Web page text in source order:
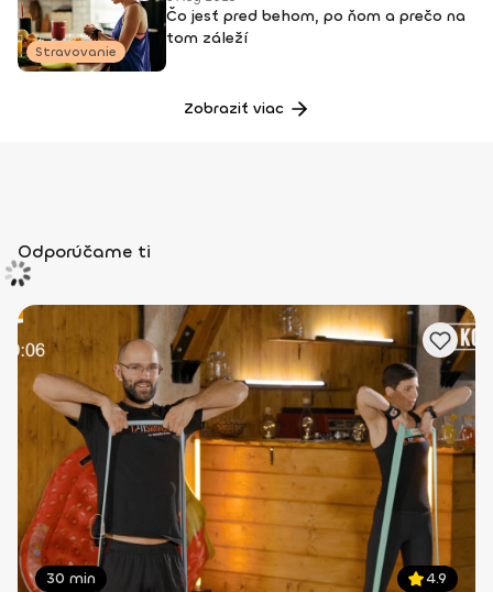
Stravovanie
Čo jesť pred behom, po ňom a prečo na
tom záleží
Zobraziť viac
Odporúčame ti
30 min 4.9